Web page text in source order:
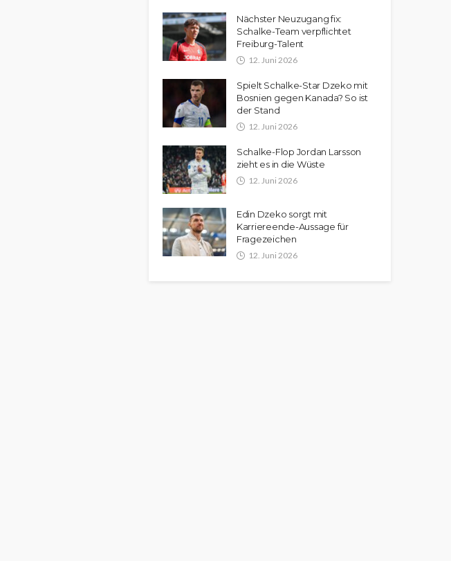
Nächster Neuzugang fix:
Schalke-Team verpflichtet
Freiburg-Talent
12. Juni 2026
Spielt Schalke-Star Dzeko mit
Bosnien gegen Kanada? So ist
der Stand
12. Juni 2026
Schalke-Flop Jordan Larsson
zieht es in die Wüste
12. Juni 2026
Edin Dzeko sorgt mit
Karriereende-Aussage für
Fragezeichen
12. Juni 2026